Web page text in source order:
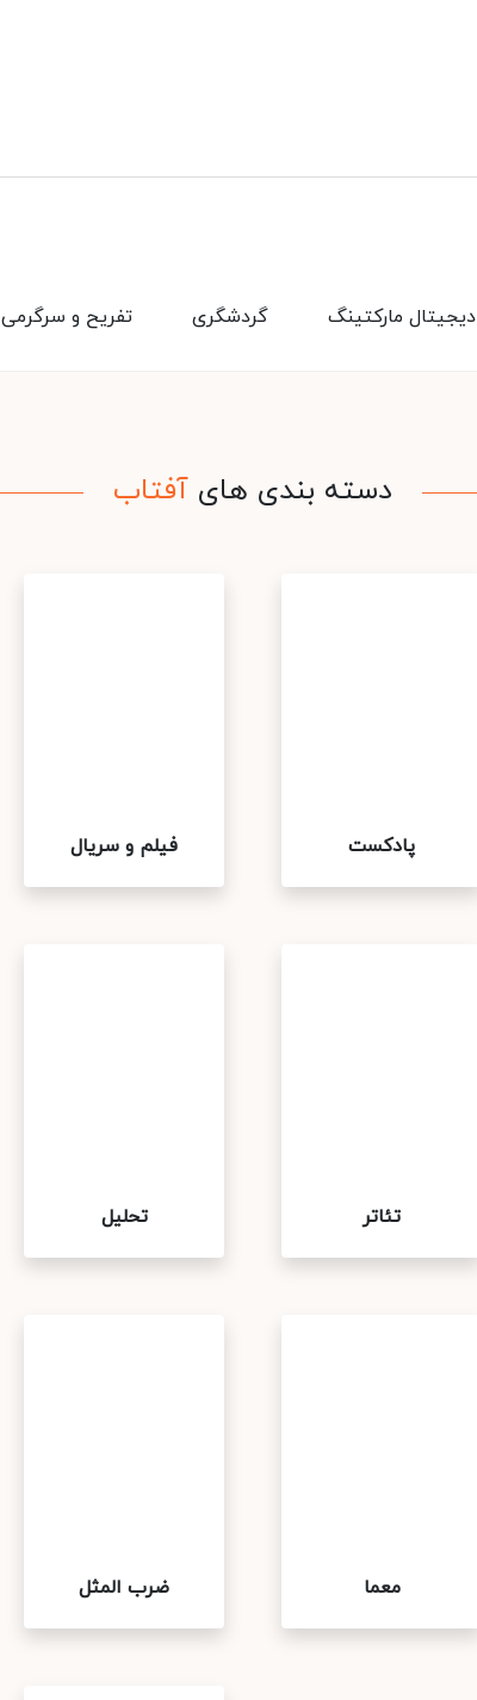
تفریح و سرگرمی گردشگری دیجیتال مارکتینگ
دسته بندی های آفتاب
پادکست فیلم و سریال
تئاتر تحلیل
معما ضرب المثل